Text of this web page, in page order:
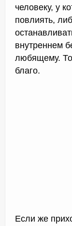
человеку, у
повлиять,
внутреннем
любящему.
благо.
Если же